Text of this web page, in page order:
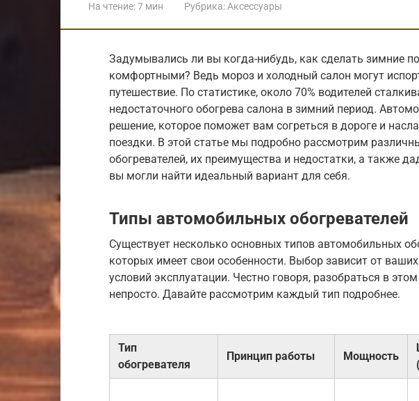
На чтение:7 мин Рубрика: Аксессуары
Задумывались ли вы когда-нибудь, как сделать зимние
комфортными? Ведь мороз и холодный салон могут
путешествие. По статистике, около 70% водителей
недостаточного обогрева салона в зимний период.
решение, которое поможет вам согреться в дороге и
поездки. В этой статье мы подробно рассмотрим
обогревателей, их преимущества и недостатки, а также
вы могли найти идеальный вариант для себя.
Типы автомобильных обогревателей
Существует несколько основных типов автомобильных
которых имеет свои особенности. Выбор зависит от
условий эксплуатации. Честно говоря, разобраться в
непросто. Давайте рассмотрим каждый тип подробнее.
Тип
обогревателя
Принцип работы Мощность